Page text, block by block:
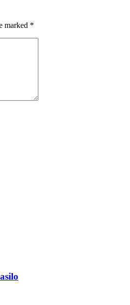
marked *